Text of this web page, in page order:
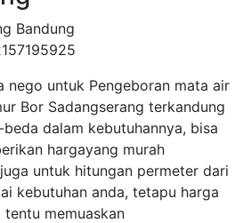
Bandung
nego untuk Pengeboran mata air
Bor Sadangserang terkandung
dalam kebutuhannya, bisa
hargayang murah
untuk hitungan permeter dari
kebutuhan anda, tetapu harga
memuaskan